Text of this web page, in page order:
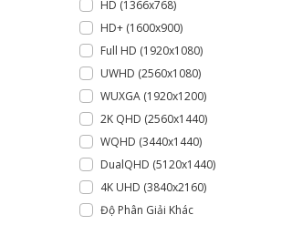
HD (1366x768)
HD+ (1600x900)
Full HD (1920x1080)
UWHD (2560x1080)
WUXGA (1920x1200)
2K QHD (2560x1440)
WQHD (3440x1440)
DualQHD (5120x1440)
4K UHD (3840x2160)
Độ Phân Giải Khác